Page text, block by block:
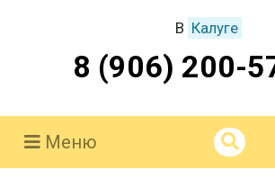
В Калуге
8 (906) 200-
Меню